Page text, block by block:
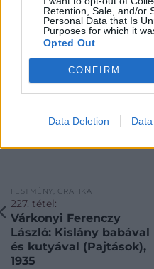
Retention, Sale, and/or
Personal Data that Is
Purposes for which it
Opted Out
CONFIRM
Data Deletion
KAPCSOLÓDÓ
FESTMÉNY, GRAFIKA
227. tétel:
Várkonyi Ferenczy
László: Kislány babával
és kutyával (Pajtások),
1935